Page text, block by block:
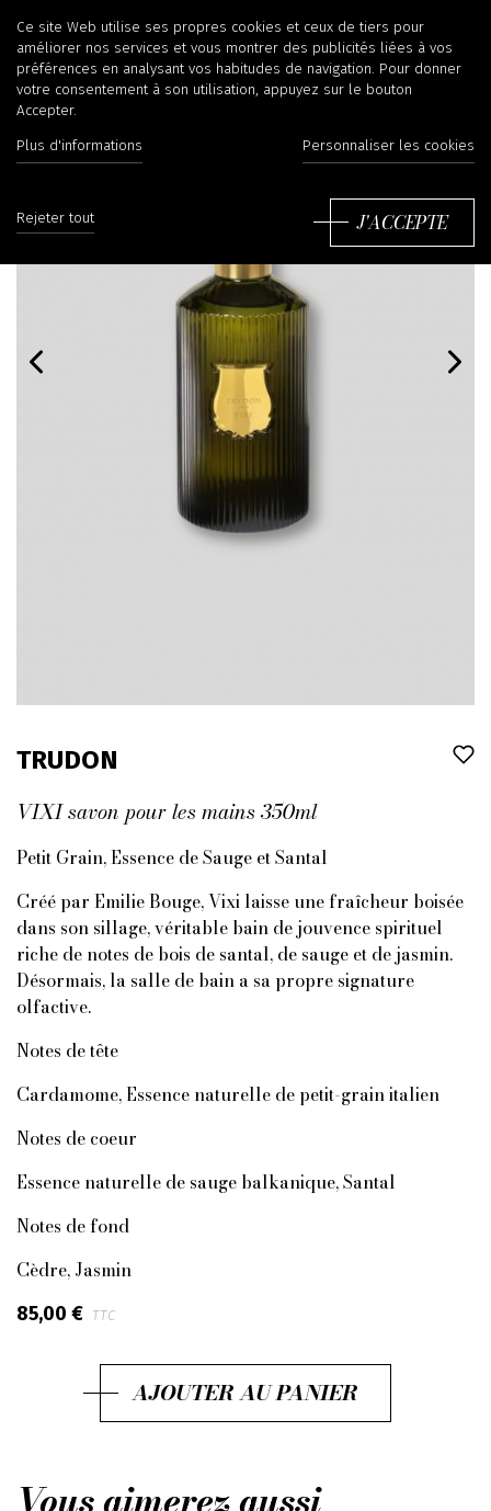
TRUDON
VIXI savon pour les mains 350ml
Petit Grain, Essence de Sauge et Santal
Créé par Emilie Bouge, Vixi laisse une fraîcheur boisée
dans son sillage, véritable bain de jouvence spirituel
riche de notes de bois de santal, de sauge et de jasmin.
Désormais, la salle de bain a sa propre signature
olfactive.
Notes de tête
Cardamome, Essence naturelle de petit-grain italien
Notes de coeur
Essence naturelle de sauge balkanique, Santal
Notes de fond
Cèdre, Jasmin
85,00 € TTC
AJOUTER AU PANIER
Ce site Web utilise ses propres cookies et ceux de tiers pour
améliorer nos services et vous montrer des publicités liées à vos
préférences en analysant vos habitudes de navigation. Pour donner
votre consentement à son utilisation, appuyez sur le bouton
Accepter.
Plus d'informations Personnaliser les cookies
Rejeter tout J'ACCEPTE